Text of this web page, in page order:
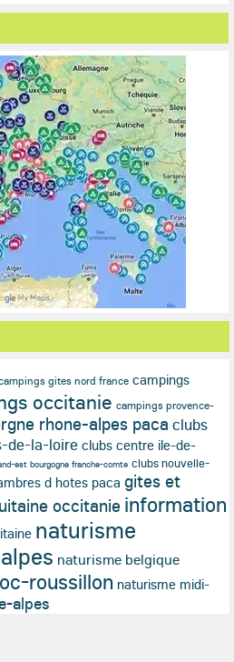
gites nord france campings
occitanie campings provence-
rhone-alpes paca clubs
de-la-loire clubs centre ile-de-
est bourgogne franche-comte clubs nouvelle-
d hotes paca gites et
occitanie information
naturisme
naturisme belgique
roussillon naturisme midi-
alpes